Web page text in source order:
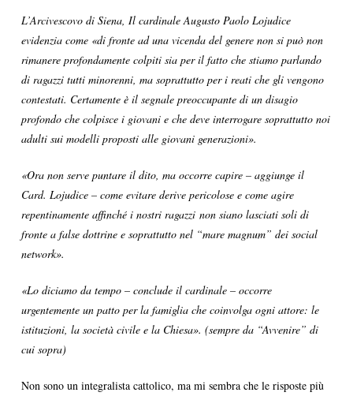
L’Arcivescovo di Siena, Il cardinale Augusto Paolo Lojudice
evidenzia come «di fronte ad una vicenda del genere non si può non
rimanere profondamente colpiti sia per il fatto che stiamo parlando
di ragazzi tutti minorenni, ma soprattutto per i reati che gli vengono
contestati. Certamente è il segnale preoccupante di un disagio
profondo che colpisce i giovani e che deve interrogare soprattutto noi
adulti sui modelli proposti alle giovani generazioni».
«Ora non serve puntare il dito, ma occorre capire – aggiunge il
Card. Lojudice – come evitare derive pericolose e come agire
repentinamente affinché i nostri ragazzi non siano lasciati soli di
fronte a false dottrine e soprattutto nel “mare magnum” dei social
network».
«Lo diciamo da tempo – conclude il cardinale – occorre
urgentemente un patto per la famiglia che coinvolga ogni attore: le
istituzioni, la società civile e la Chiesa». (sempre da “Avvenire” di
cui sopra)
Non sono un integralista cattolico, ma mi sembra che le risposte più